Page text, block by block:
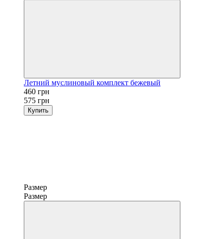
Летний муслиновый комплект бежевый
460 грн
575 грн
Купить
Размер
Размер